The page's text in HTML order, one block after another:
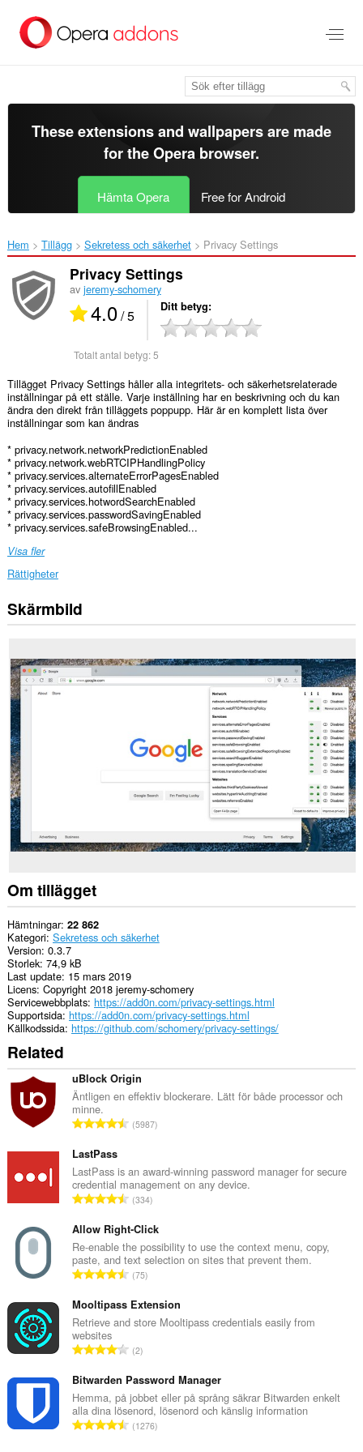
brödtexten
These extensions and wallpapers are made
for theOpera browser.
Hämta Opera Free for Android
Hem Tillägg Sekretess och säkerhet Privacy Settings‎
Privacy Settings
av jeremy-schomery
4.0/ 5 Ditt betyg
Totalt antal betyg:5
Tillägget Privacy Settings håller alla integritets- och säkerhetsrelaterade
inställningar på ett ställe. Varje inställning har en beskrivning och du kan
ändra den direkt från tilläggets poppupp. Här är en komplett lista över
inställningar som kan ändras
* privacy.network.networkPredictionEnabled
* privacy.network.webRTCIPHandlingPolicy
* privacy.services.alternateErrorPagesEnabled
* privacy.services.autofillEnabled
* privacy.services.hotwordSearchEnabled
* privacy.services.passwordSavingEnabled
* privacy.services.safeBrowsingEnabled...
Visa fler
Rättigheter
Tillägget
kan
inställningar.
Skärmbild
Om tillägget
Hämtningar 22 862
Kategori Sekretess och säkerhet
Version 0.3.7
Storlek 74,9 kB
Last update 15 mars 2019
Licens Copyright 2018 jeremy-schomery
Servicewebbplats https://add0n.com/privacy-settings.html
Supportsida https://add0n.com/privacy-settings.html
Källkodssida https://github.com/schomery/privacy-settings/
Related
uBlock Origin
Äntligen en effektiv blockerare. Lätt för både processor och
minne.
T
a
l
t
n
t
a
b
e
y
:
5987
LastPass
LastPass is an award-winning password manager for secure
credential management on any device.
T
t
a
l
t
n
t
a
b
e
t
y
334
Allow Right-Click
Re-enable the possibility to use the context menu, copy,
paste, and text selection on sites that prevent them.
T
a
t
n
t
a
75
Mooltipass Extension
Retrieve and store Mooltipass credentials easily from
websites
T
t
a
l
t
2
Bitwarden Password Manager
Hemma, på jobbet eller på språng säkrar Bitwarden enkelt
alla dina lösenord, lösenord och känslig information
T1276